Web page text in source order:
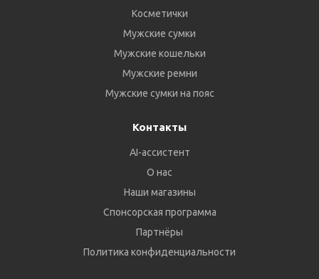
Косметички
Мужские сумки
Мужские кошельки
Мужские ремни
Мужские сумки на пояс
Контакты
AI-ассистент
О нас
Наши магазины
Спонсорская программа
Партнёры
Политика конфиденциальности